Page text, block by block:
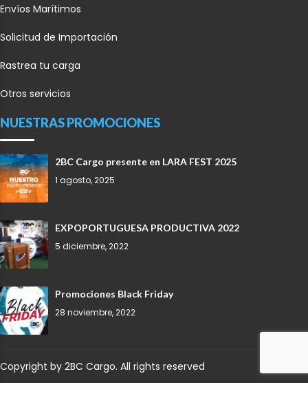
Envíos Marítimos
Solicitud de Importación
Rastrea tu carga
Otros servicios
NUESTRAS PROMOCIONES
2BC Cargo presente en LARA FEST 2025
1 agosto, 2025
EXPOPORTUGUESA PRODUCTIVA 2022
5 diciembre, 2022
Promociones Black Friday
28 noviembre, 2022
Copyright by 2BC Cargo. All rights reserved